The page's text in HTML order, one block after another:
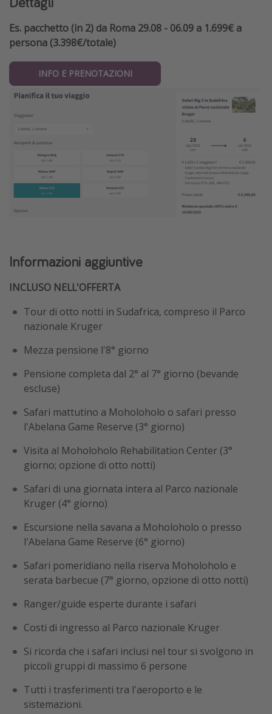
Es. pacchetto (in 2) da Roma 29.08 - 06.09 a 1.699€ a
persona (3.398€/totale)
INFO E PRENOTAZIONI
Informazioni aggiuntive
INCLUSO NELL'OFFERTA
Tour di otto notti in Sudafrica, compreso il Parco
nazionale Kruger
Mezza pensione l'8° giorno
Pensione completa dal 2° al 7° giorno (bevande
escluse)
Safari mattutino a Moholoholo o safari presso
l'Abelana Game Reserve (3° giorno)
Visita al Moholoholo Rehabilitation Center (3°
giorno; opzione di otto notti)
Safari di una giornata intera al Parco nazionale
Kruger (4° giorno)
Escursione nella savana a Moholoholo o presso
l'Abelana Game Reserve (6° giorno)
Safari pomeridiano nella riserva Moholoholo e
serata barbecue (7° giorno, opzione di otto notti)
Ranger/guide esperte durante i safari
Costi di ingresso al Parco nazionale Kruger
Si ricorda che i safari inclusi nel tour si svolgono in
piccoli gruppi di massimo 6 persone
Tutti i trasferimenti tra l'aeroporto e le
sistemazioni.